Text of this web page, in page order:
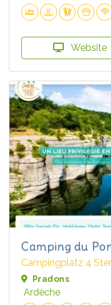
Website
Camping du
Campingplatz 4
Pradons
Ardèche